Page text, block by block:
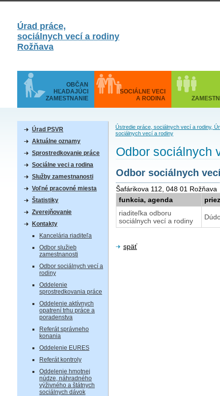
Úrad práce,
sociálnych vecí a rodiny
Rožňava
OBČAN
HĽADAJÚCI
ZAMESTNANIE
SOCIÁLNE VECI
A RODINA
Úrad PSVR
Aktuálne oznamy
Sprostredkovanie práce
Sociálne veci a rodina
Služby zamestnanosti
Voľné pracovné miesta
Štatistiky
Zverejňovanie
Kontakty
Kancelária riaditeľa
Odbor služieb
zamestnanosti
Odbor sociálnych vecí a
rodiny
Oddelenie
sprostredkovania práce
Oddelenie aktívnych
opatrení trhu práce a
poradenstva
Referát správneho
konania
Oddelenie EURES
Referát kontroly
Oddelenie hmotnej
núdze, náhradného
výživného a štátnych
sociálnych dávok
Ústredie práce, sociálnych vecí a rodiny,
sociálnych vecí a rodiny
Odbor sociálnych
Odbor sociálnych
Šafárikova 112, 048 01 Rožňava
funkcia, agenda
riaditeľka odboru
sociálnych vecí a rodiny
späť